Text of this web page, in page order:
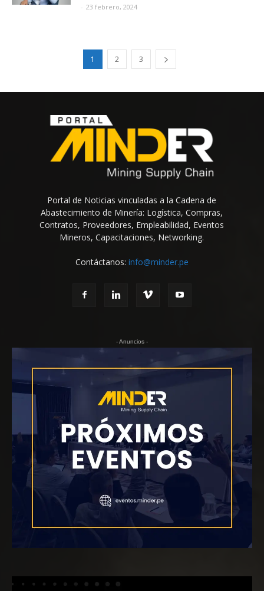
- 23 febrero, 2024
1 2 3
Portal de Noticias vinculadas a la Cadena de
Abastecimiento de Minería: Logística, Compras,
Contratos, Proveedores, Empleabilidad, Eventos
Mineros, Capacitaciones, Networking.
Contáctanos: info@minder.pe
- Anuncios -